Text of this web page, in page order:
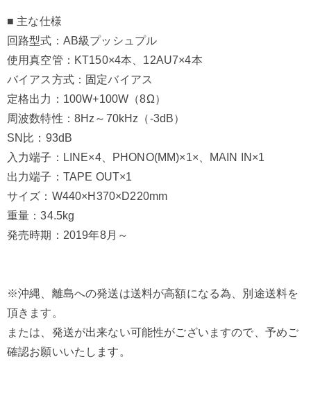
■ 主な仕様
回路型式：AB級プッシュプル
使用真空管：KT150×4本、12AU7×4本
バイアス方式：固定バイアス
定格出力：100W+100W（8Ω）
周波数特性：8Hz～70kHz（-3dB）
SN比：93dB
入力端子：LINE×4、PHONO(MM)×1×、MAIN IN×1
出力端子：TAPE OUT×1
サイズ：W440×H370×D220mm
重量：34.5kg
発売時期：2019年8月～
※沖縄、離島への発送は送料が高額になる為、別途送料を
頂きます。
または、発送が出来ない可能性がございますので、予めご
確認お願いいたします。